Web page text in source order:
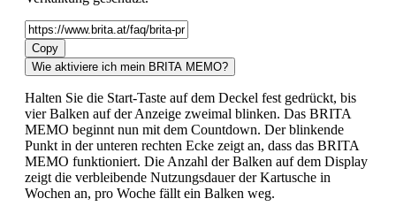
Copy
Wie aktiviere ich mein BRITA MEMO?
Halten Sie die Start-Taste auf dem Deckel fest gedrückt, bis
vier Balken auf der Anzeige zweimal blinken. Das BRITA
MEMO beginnt nun mit dem Countdown. Der blinkende
Punkt in der unteren rechten Ecke zeigt an, dass das BRITA
MEMO funktioniert. Die Anzahl der Balken auf dem Display
zeigt die verbleibende Nutzungsdauer der Kartusche in
Wochen an, pro Woche fällt ein Balken weg.